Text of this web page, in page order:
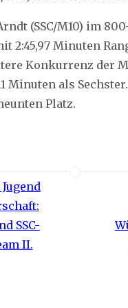
(SSC/M10) im
2:45,97 Minuten
Konkurrenz der
Minuten als
Platz.
SSC-
II.